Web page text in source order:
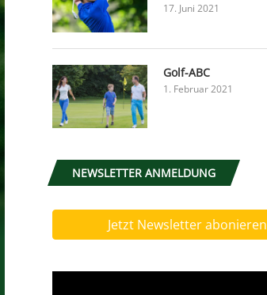
17. Juni 2021
Golf-ABC
1. Februar 2021
NEWSLETTER ANMELDUNG
Jetzt Newsletter abonieren